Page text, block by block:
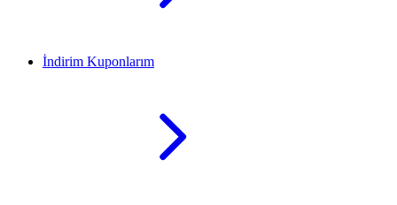
İndirim Kuponlarım